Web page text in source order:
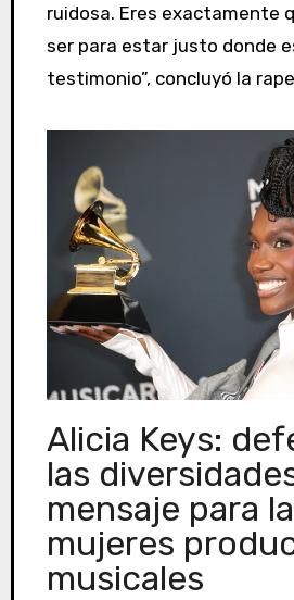
ruidosa. Eres exactamente
ser para estar justo donde
testimonio”, concluyó la
Alicia Keys:
las
mensaje para
mujeres
musicales